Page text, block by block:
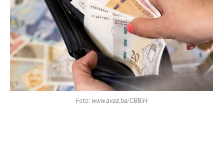
Foto: www.avaz.ba/CBBiH